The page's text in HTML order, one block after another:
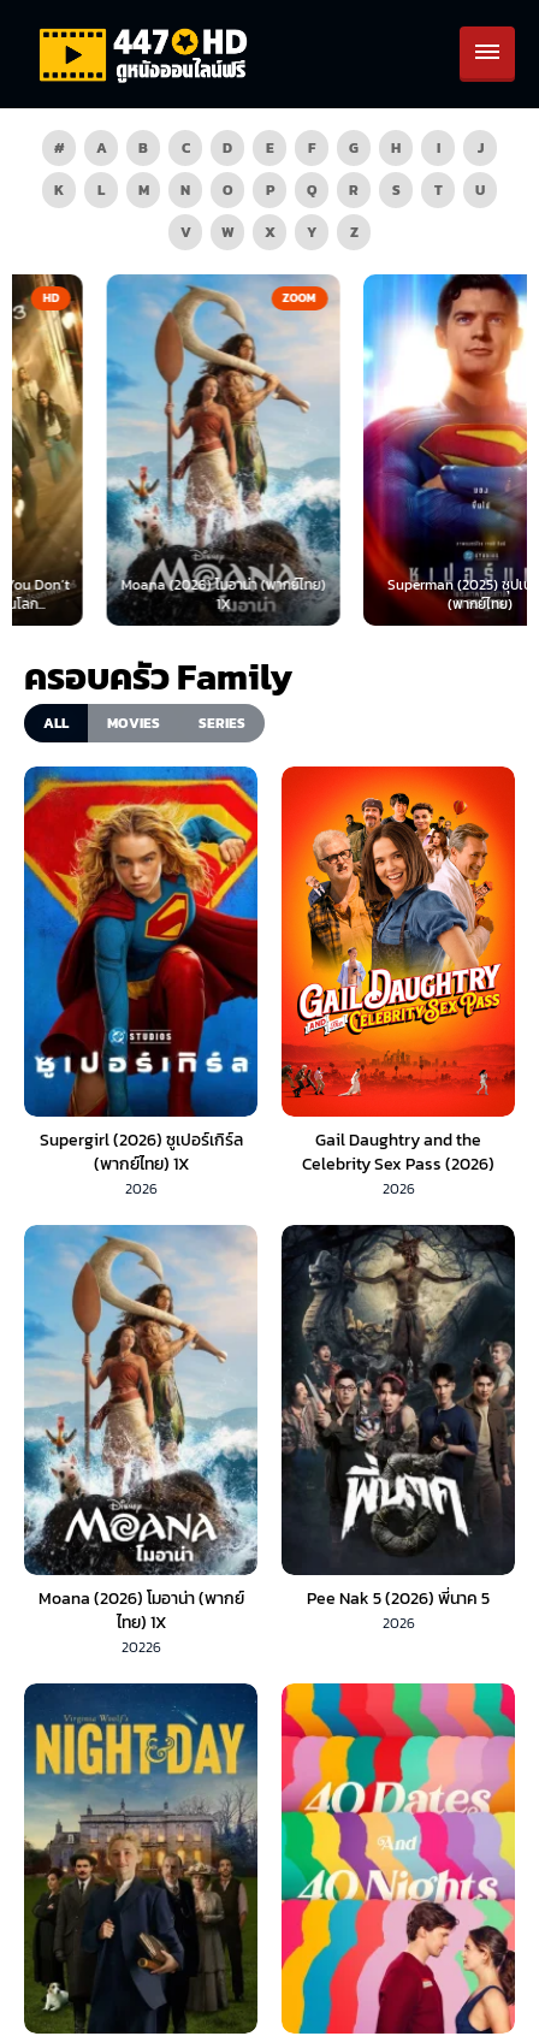
# A B C D E F G H I
J
K
L M N O P Q R S T
U
V
W X Y Z
ZOOM
Moana (2026) โมอาน่า (พากย์ไทย)
1X
HD
Superman (2025) ซุปเปอร์แมน
(พากย์ไทย)
ครอบครัว Family
ALL MOVIES SERIES
Supergirl (2026) ซูเปอร์เกิร์ล
(พากย์ไทย) 1X
2026
Gail Daughtry and the
Celebrity Sex Pass (2026)
พากย์ไทย 1X
2026
Moana (2026) โมอาน่า (พากย์
ไทย) 1X
20226
Pee Nak 5 (2026) พี่นาค 5
2026